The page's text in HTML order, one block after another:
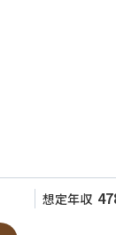
想定年収